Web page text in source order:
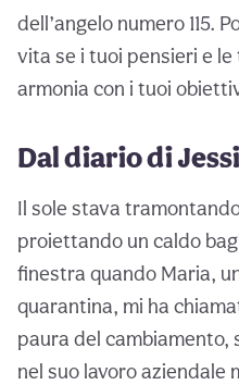
dell’angelo numero 115.
vita se i tuoi pensieri e
armonia con i tuoi
Dal diario di
Il sole stava
proiettando un caldo
finestra quando Maria,
quarantina, mi ha
paura del
nel suo lavoro aziendale